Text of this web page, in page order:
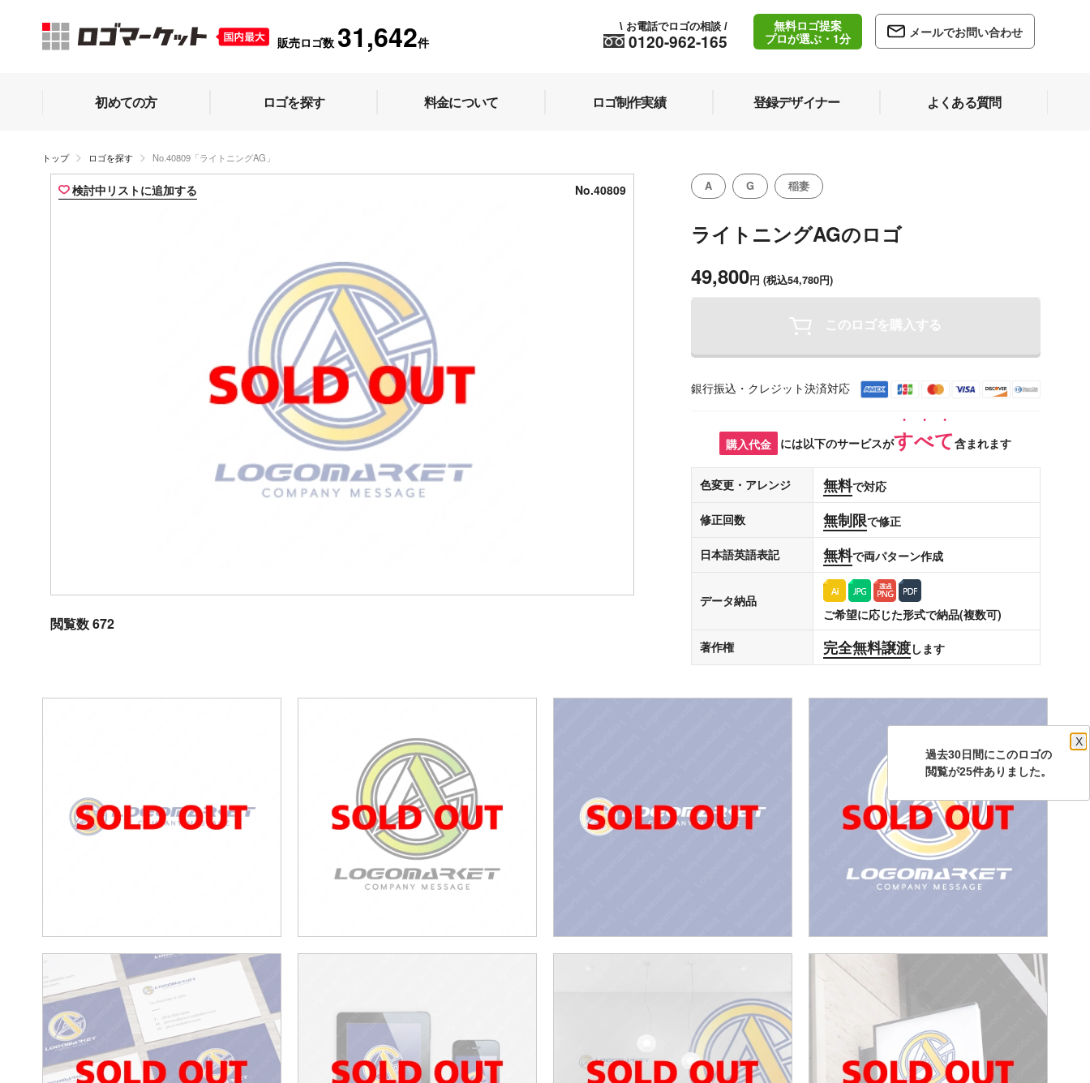
販売ロゴ数 31,642件 0120-962-165
\ お電話でロゴの相談 /
無料ロゴ提案
プロが選ぶ・1分
メールでお問い合わせ
初めての方 ロゴを探す 料金について ロゴ制作実績 登録デザイナー よくある質問
トップ ロゴを探す No.40809「ライトニングAG」
検討中リストに追加する No.40809
閲覧数 672
A G 稲妻
ライトニングAGのロゴ
49,800円 (税込54,780円)
このロゴを購入する
銀行振込・クレジット決済対応
購入代金 には以下のサービスがすべて含まれます
色変更・アレンジ 無料で対応
修正回数 無制限で修正
日本語英語表記 無料で両パターン作成
データ納品
ご希望に応じた形式で納品(複数可)
著作権
完全無料譲渡します
過去30日間にこのロゴの
X
閲覧が25件ありました。